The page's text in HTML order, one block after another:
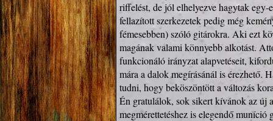
riffelést, de jól elhelyezve hagytak
fellazított szerkezetek pedig még
fémesebben) szóló gitárokra. Aki ezt
magának valami könnyebb alkotást.
funkcionáló irányzat alapvetéseit,
mára a dalok megírásánál is érezhető.
tudni, hogy beköszöntött a változás
Én gratulálok, sok sikert kívánok az új
megmérettetéshez is elegendő muníció